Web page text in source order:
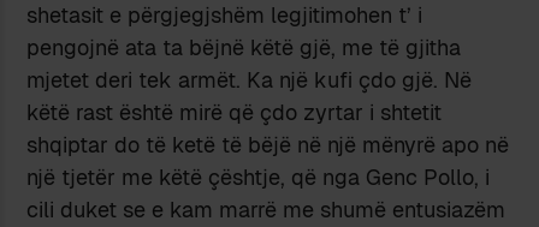
shetasit e përgjegjshëm legjitimohen t’ i
pengojnë ata ta bëjnë këtë gjë, me të gjitha
mjetet deri tek armët. Ka një kufi çdo gjë. Në
këtë rast është mirë që çdo zyrtar i shtetit
shqiptar do të ketë të bëjë në një mënyrë apo në
një tjetër me këtë çështje, që nga Genc Pollo, i
cili duket se e kam marrë me shumë entusiazëm